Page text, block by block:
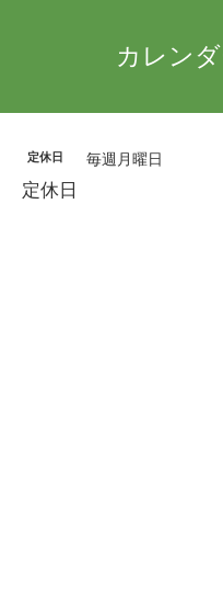
カレン
定休日 毎週月曜日
定休日